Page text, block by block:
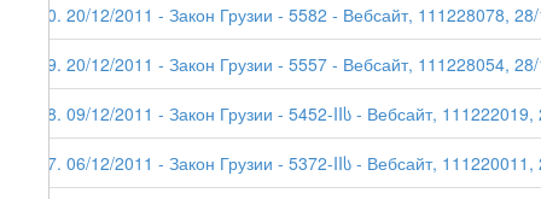
30. 20/12/2011 - Закон Грузии - 5582 - Вебсайт, 111228078,
29. 20/12/2011 - Закон Грузии - 5557 - Вебсайт, 111228054,
28. 09/12/2011 - Закон Грузии - 5452-IIს - Вебсайт,
27. 06/12/2011 - Закон Грузии - 5372-IIს - Вебсайт,